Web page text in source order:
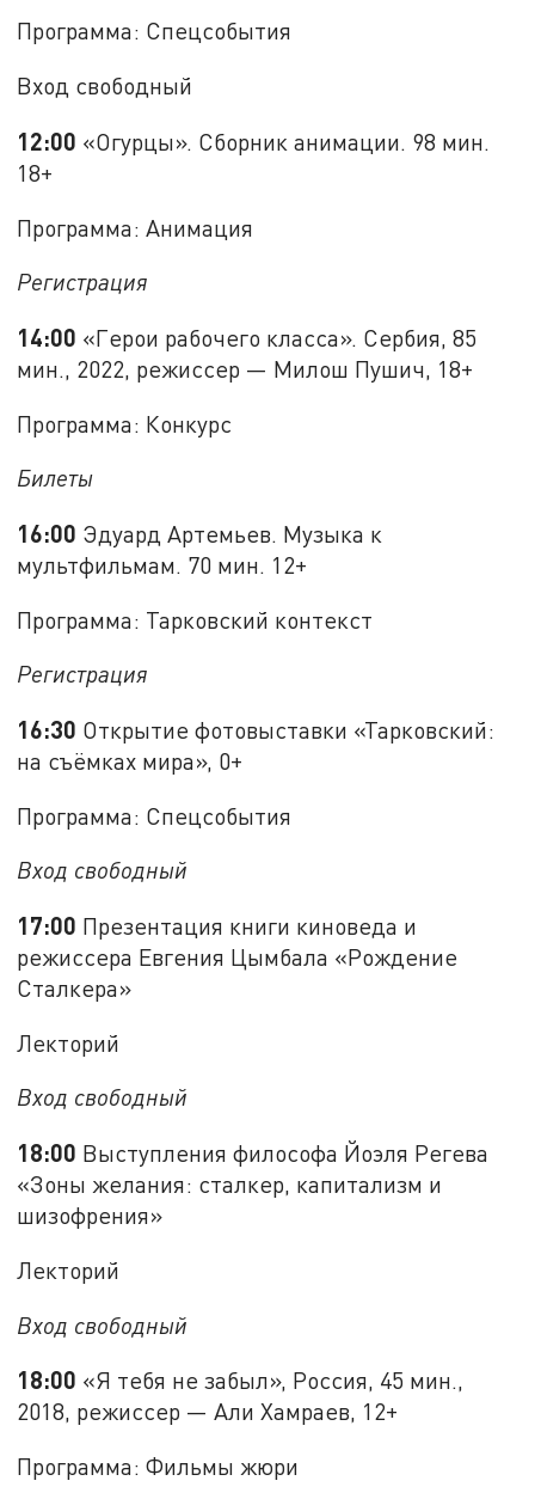
Программа: Спецсобытия
Вход свободный
12:00 «Огурцы». Сборник анимации. 98 мин.
18+
Программа: Анимация
Регистрация
14:00 «Герои рабочего класса». Сербия, 85
мин., 2022, режиссер — Милош Пушич, 18+
Программа: Конкурс
Билеты
16:00 Эдуард Артемьев. Музыка к
мультфильмам. 70 мин. 12+
Программа: Тарковский контекст
Регистрация
16:30 Открытие фотовыставки «Тарковский:
на съёмках мира», 0+
Программа: Спецсобытия
Вход свободный
17:00 Презентация книги киноведа и
режиссера Евгения Цымбала «Рождение
Сталкера»
Лекторий
Вход свободный
18:00 Выступления философа Йоэля Регева
«Зоны желания: сталкер, капитализм и
шизофрения»
Лекторий
Вход свободный
18:00 «Я тебя не забыл», Россия, 45 мин.,
2018, режиссер — Али Хамраев, 12+
Программа: Фильмы жюри